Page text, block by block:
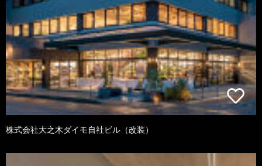
株式会社大之木ダイモ自社ビル（改装）